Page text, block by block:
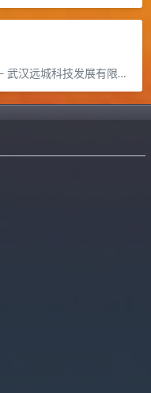
汉远城科技发展有限公司